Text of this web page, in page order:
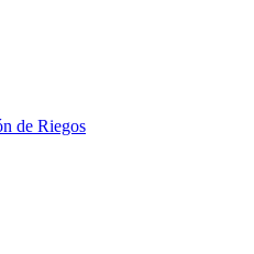
de Riegos